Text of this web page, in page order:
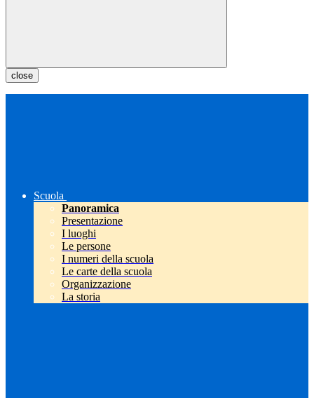
close
Scuola
Panoramica
Presentazione
I luoghi
Le persone
I numeri della scuola
Le carte della scuola
Organizzazione
La storia